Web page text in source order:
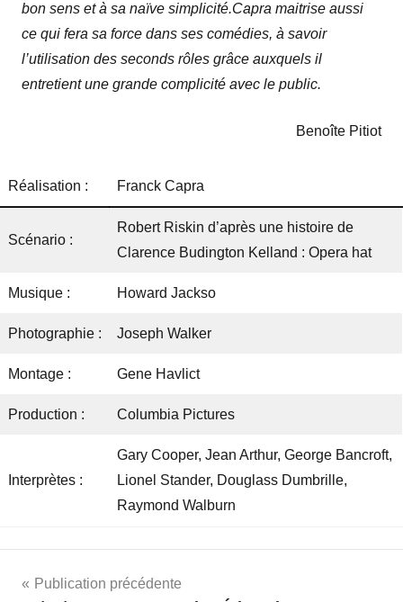
bon sens et à sa naïve simplicité.Capra maitrise aussi
ce qui fera sa force dans ses comédies, à savoir
l’utilisation des seconds rôles grâce auxquels il
entretient une grande complicité avec le public.
Benoîte Pitiot
Réalisation : Franck Capra
Scénario :
Robert Riskin d’après une histoire de
Clarence Budington Kelland : Opera hat
Musique : Howard Jackso
Photographie : Joseph Walker
Montage : Gene Havlict
Production : Columbia Pictures
Interprètes :
Gary Cooper, Jean Arthur, George Bancroft,
Lionel Stander, Douglass Dumbrille,
Raymond Walburn
Navigation
Publication précédente